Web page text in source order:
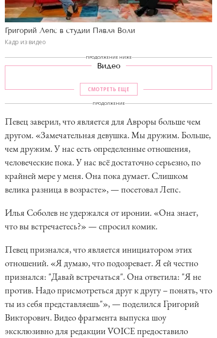
Григорий Лепс в студии Павла Воли
Кадр из видео
ПРОДОЛЖЕНИЕ НИЖЕ
Видео
СМОТРЕТЬ ЕЩЕ
ПРОДОЛЖЕНИЕ
Певец заверил, что является для Авроры больше чем
другом. «Замечательная девушка. Мы дружим. Больше,
чем дружим. У нас есть определенные отношения,
человеческие пока. У нас всё достаточно серьезно, по
крайней мере у меня. Она пока думает. Слишком
велика разница в возрасте», — посетовал Лепс.
Илья Соболев не удержался от иронии. «Она знает,
что вы встречаетесь?» — спросил комик.
Певец признался, что является инициатором этих
отношений. «Я думаю, что подозревает. Я ей честно
признался: "Давай встречаться". Она ответила: "Я не
против. Надо присмотреться друг к другу – понять, что
ты из себя представляешь"», — поделился Григорий
Викторович. Видео фрагмента выпуска шоу
эксклюзивно для редакции VOICE предоставило